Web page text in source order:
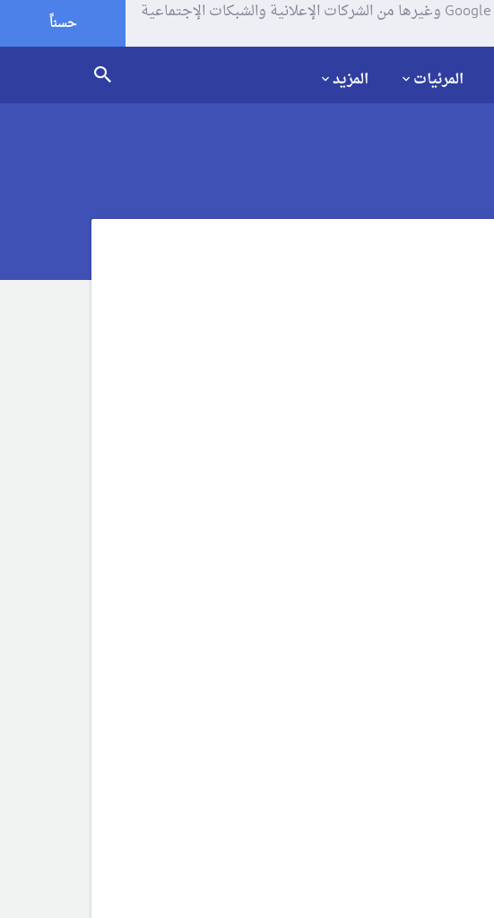
يستخدم موقعنا ملفات تعريف الإرتباط (الكوكيز) لتحليل زياراتك وإستخدامك للموقع و تتم مشاركة بعض المعلومات مع Google وغيرها من الشركات الإعلانية والشبكات الإجتماعية
حسناً
المرئيات المزيد